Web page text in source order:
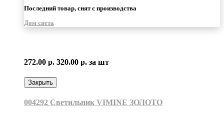
Последний товар, снят с производства
Дом света
272.00 р. 320.00 р. за шт
Закрыть
004292 Светильник VIMINE ЗОЛОТО